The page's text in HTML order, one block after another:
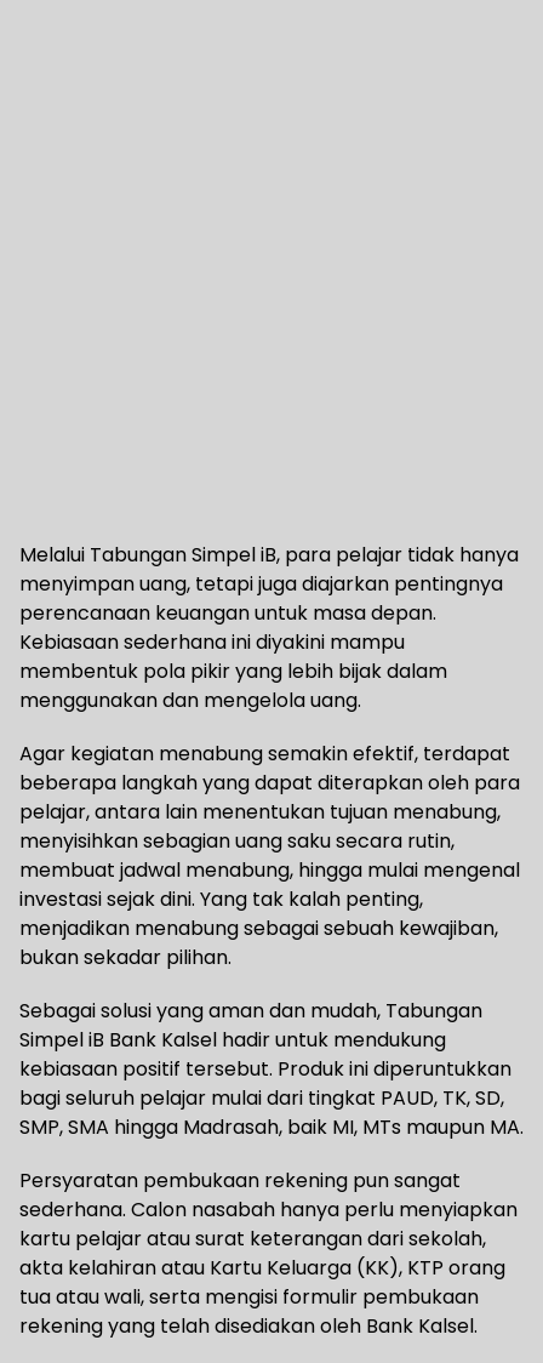
Melalui Tabungan Simpel iB, para pelajar tidak hanya
menyimpan uang, tetapi juga diajarkan pentingnya
perencanaan keuangan untuk masa depan.
Kebiasaan sederhana ini diyakini mampu
membentuk pola pikir yang lebih bijak dalam
menggunakan dan mengelola uang.
Agar kegiatan menabung semakin efektif, terdapat
beberapa langkah yang dapat diterapkan oleh para
pelajar, antara lain menentukan tujuan menabung,
menyisihkan sebagian uang saku secara rutin,
membuat jadwal menabung, hingga mulai mengenal
investasi sejak dini. Yang tak kalah penting,
menjadikan menabung sebagai sebuah kewajiban,
bukan sekadar pilihan.
Sebagai solusi yang aman dan mudah, Tabungan
Simpel iB Bank Kalsel hadir untuk mendukung
kebiasaan positif tersebut. Produk ini diperuntukkan
bagi seluruh pelajar mulai dari tingkat PAUD, TK, SD,
SMP, SMA hingga Madrasah, baik MI, MTs maupun MA.
Persyaratan pembukaan rekening pun sangat
sederhana. Calon nasabah hanya perlu menyiapkan
kartu pelajar atau surat keterangan dari sekolah,
akta kelahiran atau Kartu Keluarga (KK), KTP orang
tua atau wali, serta mengisi formulir pembukaan
rekening yang telah disediakan oleh Bank Kalsel.